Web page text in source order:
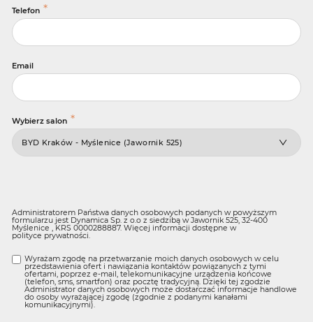
Telefon *
Email
Wybierz salon *
Administratorem Państwa danych osobowych podanych w powyższym
formularzu jest Dynamica Sp. z o.o z siedzibą w Jawornik 525, 32-400
Myślenice , KRS 0000288887. Więcej informacji dostępne w
polityce prywatności.
Wyrażam zgodę na przetwarzanie moich danych osobowych w celu
przedstawienia ofert i nawiązania kontaktów powiązanych z tymi
ofertami, poprzez e-mail, telekomunikacyjne urządzenia końcowe
(telefon, sms, smartfon) oraz pocztę tradycyjną. Dzięki tej zgodzie
Administrator danych osobowych może dostarczać informacje handlowe
do osoby wyrażającej zgodę (zgodnie z podanymi kanałami
komunikacyjnymi).